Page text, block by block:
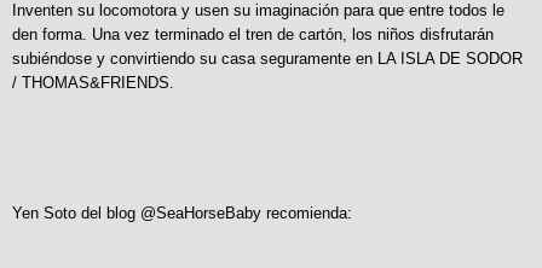
Inventen su locomotora y usen su imaginación para que entre todos le
den forma. Una vez terminado el tren de cartón, los niños disfrutarán
subiéndose y convirtiendo su casa seguramente en LA ISLA DE SODOR
/ THOMAS&FRIENDS.
Yen Soto del blog @SeaHorseBaby recomienda: